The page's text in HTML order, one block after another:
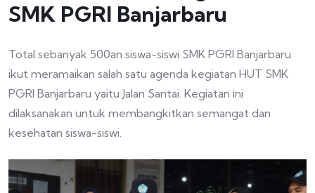
SMK PGRI Banjarbaru
Total sebanyak 500an siswa-siswi SMK PGRI Banjarbaru
ikut meramaikan salah satu agenda kegiatan HUT SMK
PGRI Banjarbaru yaitu Jalan Santai. Kegiatan ini
dilaksanakan untuk membangkitkan semangat dan
kesehatan siswa-siswi.